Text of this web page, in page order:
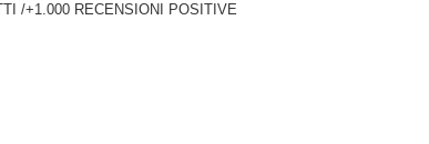
/+1.000 RECENSIONI POSITIVE